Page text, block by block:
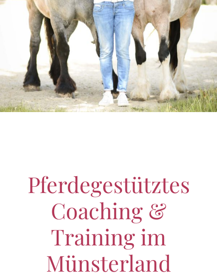
Pferdegestütztes
Coaching &
Training im
Münsterland